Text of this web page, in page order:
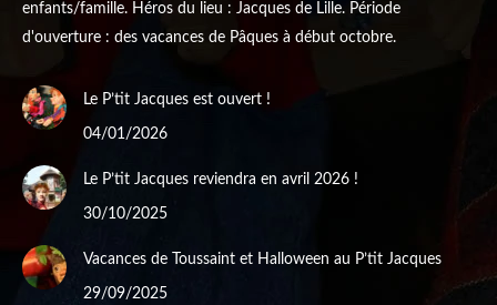
enfants/famille. Héros du lieu : Jacques de Lille. Période
d'ouverture : des vacances de Pâques à début octobre.
Le P’tit Jacques est ouvert !
04/01/2026
Le P’tit Jacques reviendra en avril 2026 !
30/10/2025
Vacances de Toussaint et Halloween au P’tit Jacques
29/09/2025